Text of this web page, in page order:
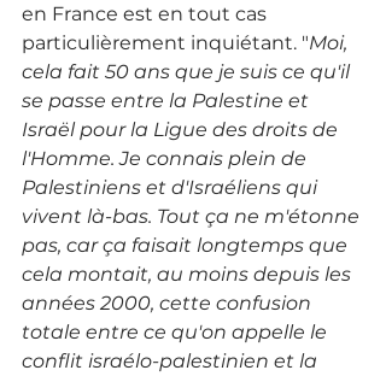
en France est en tout cas
particulièrement inquiétant. "Moi,
cela fait 50 ans que je suis ce qu'il
se passe entre la Palestine et
Israël pour la Ligue des droits de
l'Homme. Je connais plein de
Palestiniens et d'Israéliens qui
vivent là-bas. Tout ça ne m'étonne
pas, car ça faisait longtemps que
cela montait, au moins depuis les
années 2000, cette confusion
totale entre ce qu'on appelle le
conflit israélo-palestinien et la